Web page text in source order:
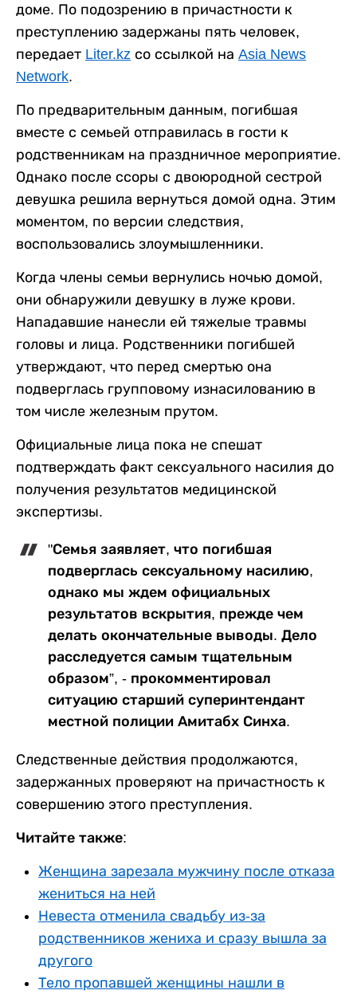
доме. По подозрению в причастности к
преступлению задержаны пять человек,
передает Liter.kz со ссылкой на Asia News
Network.
По предварительным данным, погибшая
вместе с семьей отправилась в гости к
родственникам на праздничное мероприятие.
Однако после ссоры с двоюродной сестрой
девушка решила вернуться домой одна. Этим
моментом, по версии следствия,
воспользовались злоумышленники.
Когда члены семьи вернулись ночью домой,
они обнаружили девушку в луже крови.
Нападавшие нанесли ей тяжелые травмы
головы и лица. Родственники погибшей
утверждают, что перед смертью она
подверглась групповому изнасилованию в
том числе железным прутом.
Официальные лица пока не спешат
подтверждать факт сексуального насилия до
получения результатов медицинской
экспертизы.
"Семья заявляет, что погибшая
подверглась сексуальному насилию,
однако мы ждем официальных
результатов вскрытия, прежде чем
делать окончательные выводы. Дело
расследуется самым тщательным
образом”, - прокомментировал
ситуацию старший суперинтендант
местной полиции Амитабх Синха.
Следственные действия продолжаются,
задержанных проверяют на причастность к
совершению этого преступления.
Читайте также:
Женщина зарезала мужчину после отказа
жениться на ней
Невеста отменила свадьбу из-за
родственников жениха и сразу вышла за
другого
Тело пропавшей женщины нашли в